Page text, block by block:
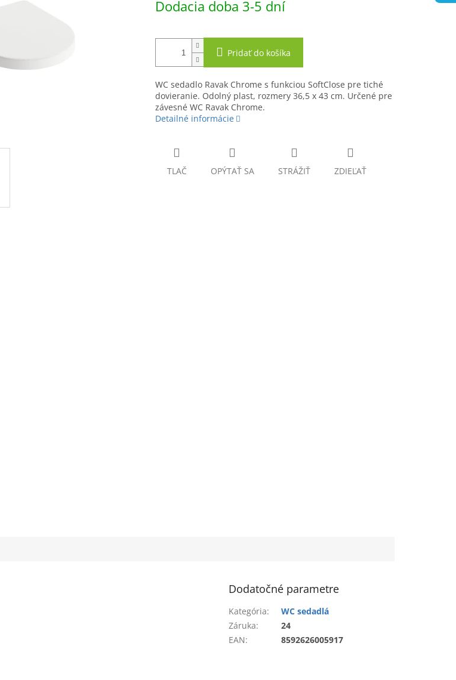
cena:
Dodacia doba 3-5 dní
Pridať do košíka
WC sedadlo Ravak Chrome s funkciou SoftClose pre tiché
dovieranie. Odolný plast, rozmery 36,5 x 43 cm. Určené pre
závesné WC Ravak Chrome.
Detailné informácie
TLAČ OPÝTAŤ SA STRÁŽIŤ ZDIEĽAŤ
Dodatočné parametre
Kategória:
WC sedadlá
Záruka:
24
EAN: 8592626005917